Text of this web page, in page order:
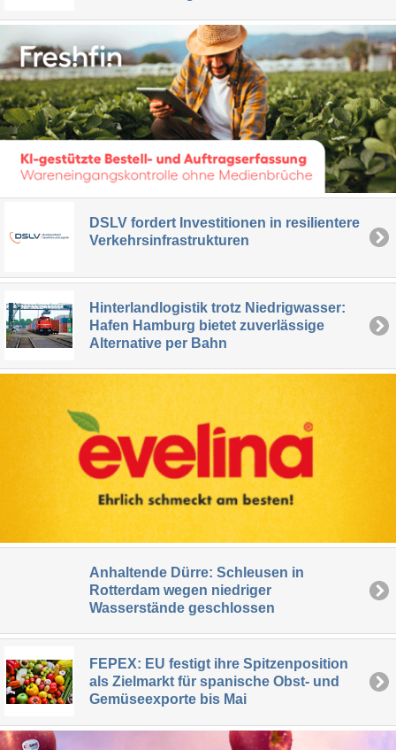
DSLV fordert Investitionen in resilientere
Verkehrsinfrastrukturen
Hinterlandlogistik trotz Niedrigwasser:
Hafen Hamburg bietet zuverlässige
Alternative per Bahn
Anhaltende Dürre: Schleusen in
Rotterdam wegen niedriger
Wasserstände geschlossen
FEPEX: EU festigt ihre Spitzenposition
als Zielmarkt für spanische Obst- und
Gemüseexporte bis Mai